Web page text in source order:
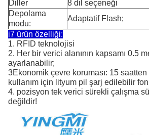
Diller
8 dil seçeneği
Depolama
modu:
Adaptatif Flash;
i7 ürün özelliği:
1. RFID teknolojisi
2. Her bir verici alanının kapsamı 0.5
ayarlanabilir;
3Ekonomik çevre koruması: 15
kullanım için lityum pil şarj edilebilir
4. pozisyon tek verici sürekli çalışma
değildir!